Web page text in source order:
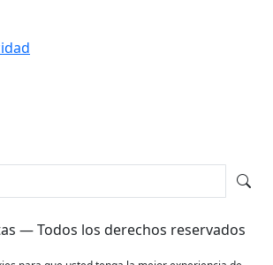
— Todos los derechos reservados